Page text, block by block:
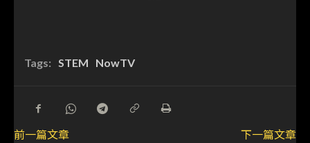
Tags: STEM NowTV
前一篇文章
下一篇文章